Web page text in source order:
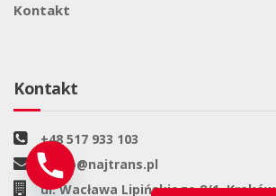
Kontakt
Kontakt
+48 517 933 103
biuro@najtrans.pl
ul. Wacława Lipińskiego 8/1, Kraków